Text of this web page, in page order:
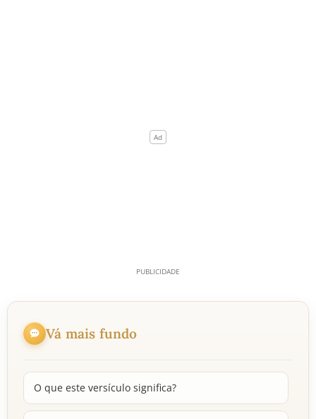
Vá mais fundo
O que este versículo significa?